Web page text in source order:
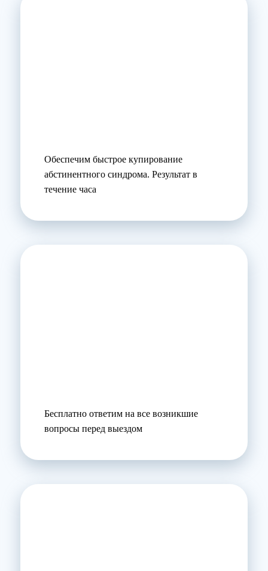
Обеспечим быстрое купирование
абстинентного синдрома. Результат в
течение часа
Бесплатно ответим на все возникшие
вопросы перед выездом